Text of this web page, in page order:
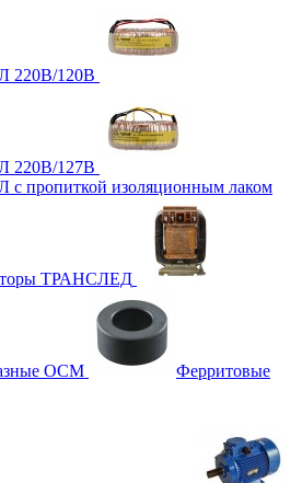
220В/120В
220В/127В
пропиткой изоляционным лаком
ТРАНСЛЕД
ОСМ
Ферритовые